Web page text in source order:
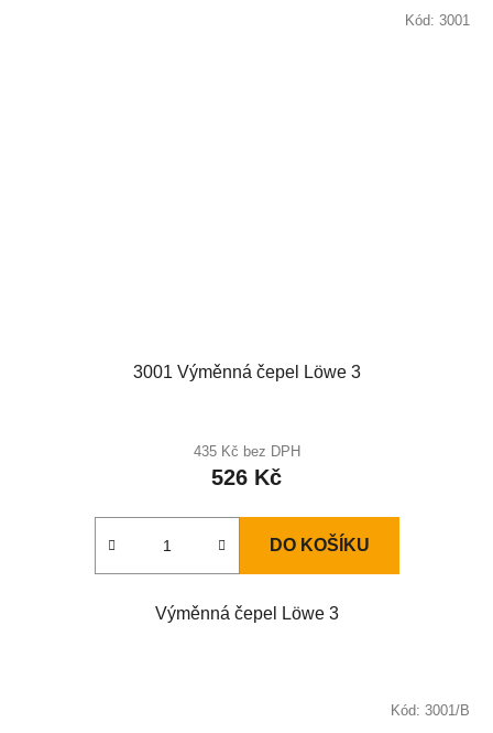
3001 Výměnná čepel Löwe 3
435 Kč bez DPH
526 Kč
DO KOŠÍKU
Výměnná čepel Löwe 3
Kód: 3001
Kód: 3001/B